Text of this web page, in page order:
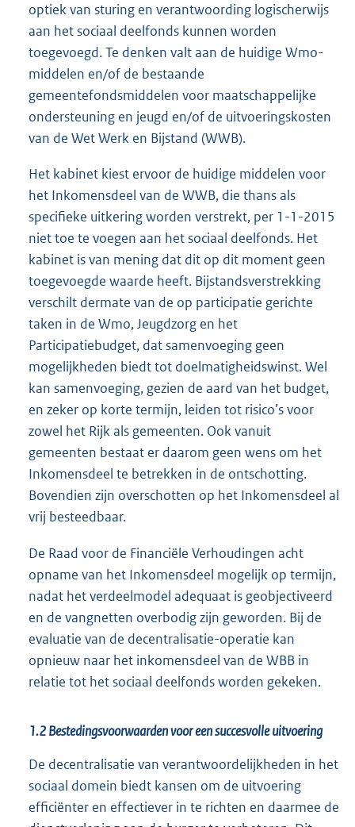
optiek van sturing en verantwoording logischerwijs
aan het sociaal deelfonds kunnen worden
toegevoegd. Te denken valt aan de huidige Wmo-
middelen en/of de bestaande
gemeentefondsmiddelen voor maatschappelijke
ondersteuning en jeugd en/of de uitvoeringskosten
van de Wet Werk en Bijstand (WWB).
Het kabinet kiest ervoor de huidige middelen voor
het Inkomensdeel van de WWB, die thans als
specifieke uitkering worden verstrekt, per 1-1-2015
niet toe te voegen aan het sociaal deelfonds. Het
kabinet is van mening dat dit op dit moment geen
toegevoegde waarde heeft. Bijstandsverstrekking
verschilt dermate van de op participatie gerichte
taken in de Wmo, Jeugdzorg en het
Participatiebudget, dat samenvoeging geen
mogelijkheden biedt tot doelmatigheidswinst. Wel
kan samenvoeging, gezien de aard van het budget,
en zeker op korte termijn, leiden tot risico’s voor
zowel het Rijk als gemeenten. Ook vanuit
gemeenten bestaat er daarom geen wens om het
Inkomensdeel te betrekken in de ontschotting.
Bovendien zijn overschotten op het Inkomensdeel al
vrij besteedbaar.
De Raad voor de Financiële Verhoudingen acht
opname van het Inkomensdeel mogelijk op termijn,
nadat het verdeelmodel adequaat is geobjectiveerd
en de vangnetten overbodig zijn geworden. Bij de
evaluatie van de decentralisatie-operatie kan
opnieuw naar het inkomensdeel van de WBB in
relatie tot het sociaal deelfonds worden gekeken.
1.2 Bestedingsvoorwaarden voor een succesvolle uitvoering
De decentralisatie van verantwoordelijkheden in het
sociaal domein biedt kansen om de uitvoering
efficiënter en effectiever in te richten en daarmee de